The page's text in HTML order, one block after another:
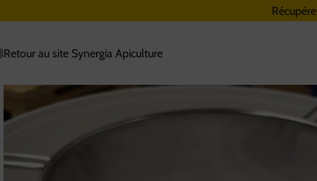
Retour au site Synergia Apiculture